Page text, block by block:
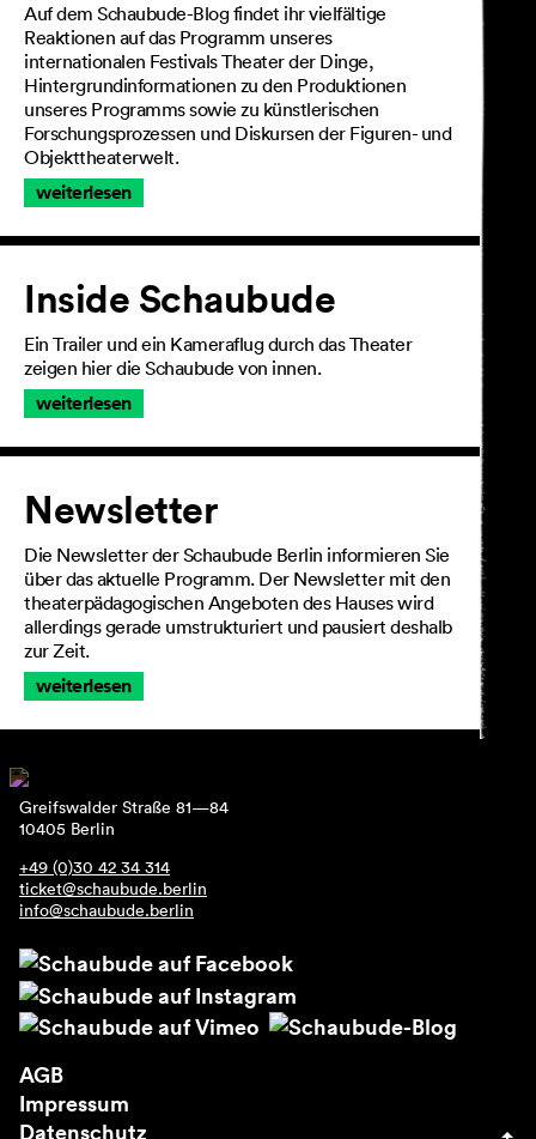
Auf dem Schaubude-Blog findet ihr vielfältige
Reaktionen auf das Programm unseres
internationalen Festivals Theater der Dinge,
Hintergrundinformationen zu den Produktionen
unseres Programms sowie zu künstlerischen
Forschungsprozessen und Diskursen der Figuren- und
Objekttheaterwelt.
weiterlesen
Inside Schaubude
Ein Trailer und ein Kameraflug durch das Theater
zeigen hier die Schaubude von innen.
weiterlesen
Newsletter
Die Newsletter der Schaubude Berlin informieren Sie
über das aktuelle Programm. Der Newsletter mit den
theaterpädagogischen Angeboten des Hauses wird
allerdings gerade umstrukturiert und pausiert deshalb
zur Zeit.
weiterlesen
Greifswalder Straße 81—84
10405 Berlin
+49 (0)30 42 34 314
ticket@schaubude.berlin
info@schaubude.berlin
AGB
Impressum
Datenschutz